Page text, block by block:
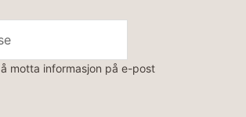
motta informasjon på e-post